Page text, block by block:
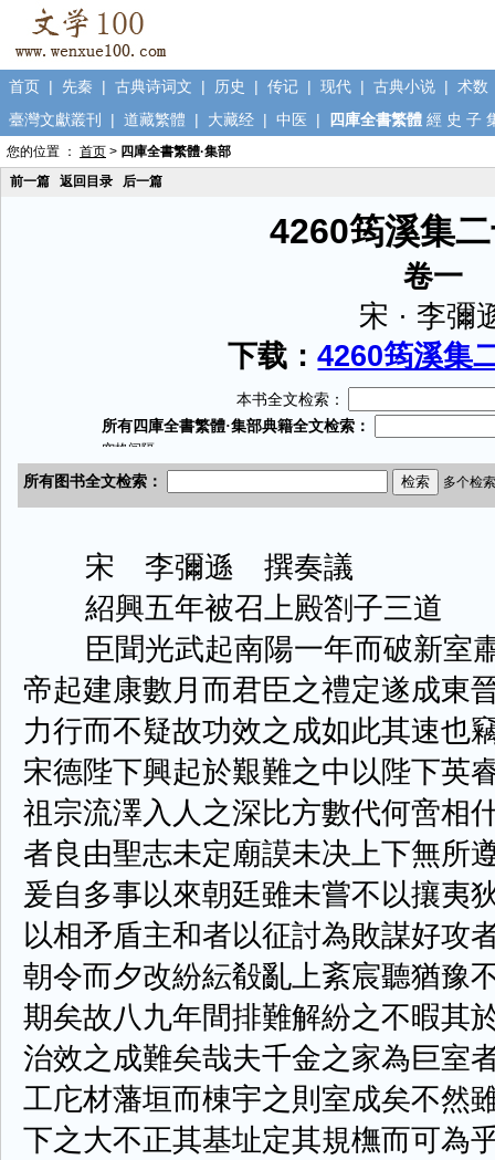
首页 | 先秦 | 古典诗词文 | 历史 | 传记 | 现代 | 古典小说 | 术数
臺灣文獻叢刊
| 道藏繁體 | 大藏经 | 中医 | 四庫全書繁體 經 史 子
您的位置 ： 首页 > 四庫全書繁體·集部
前一篇
返回目录 后一篇
4260筠溪集
卷一
宋 · 李彌
下载：4260筠溪集
本书全文检索：
宋 李彌遜 撰奏議
紹興五年被召上殿劄子三道
臣聞光武起南陽一年而破新室
帝起建康數月而君臣之禮定遂成東
力行而不疑故功效之成如此其速也
宋德陛下興起於艱難之中以陛下英
祖宗流澤入人之深比方數代何啻相
者良由聖志未定廟謨未决上下無所
爰自多事以來朝廷雖未嘗不以攘夷
以相矛盾主和者以征討為敗謀好攻
朝令而夕改紛紜殽亂上紊宸聽猶豫
期矣故八九年間排難解紛之不暇其
治效之成難矣哉夫千金之家為巨室
工庀材藩垣而棟宇之則室成矣不然
下之大不正其基址定其規橅而可為